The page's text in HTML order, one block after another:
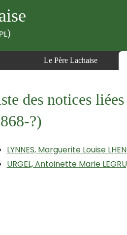
Le Père Lachaise
des notices
?)
LYNNES, Marguerite Louise
URGEL, Antoinette Marie